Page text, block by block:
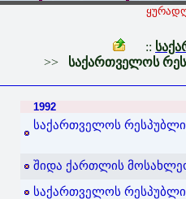
::
>> საქართველოს
1992
საქართველოს
შიდა ქართლის
საქართველოს